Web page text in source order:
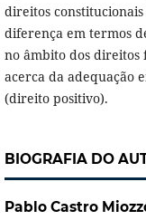
direitos
diferença em termos
no âmbito dos direitos
acerca da adequação
(direito positivo).
BIOGRAFIA DO
Pablo Castro